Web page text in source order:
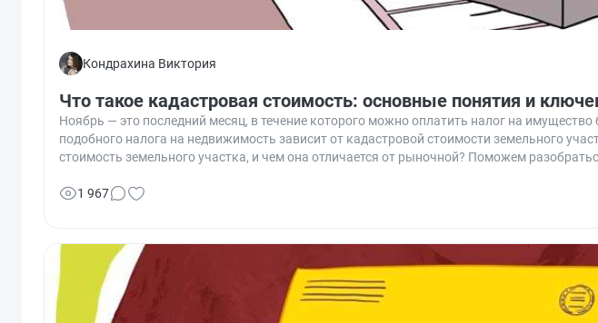
Кондрахина Виктория
Что такое кадастровая стоимость: основные понятия и
Ноябрь — это последний месяц, в течение которого можно оплатить налог на
подобного налога на недвижимость зависит от кадастровой стоимости земельного
стоимость земельного участка, и чем она отличается от рыночной? Поможем
1 967